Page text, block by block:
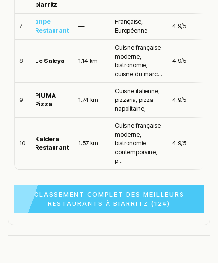
biarritz
7
ahpe
Restaurant
—
Française,
Européenne
4.9/5
8 Le Saleya 1.14 km
Cuisine française
moderne,
bistronomie,
cuisine du marc...
4.9/5
9
PIUMA
Pizza
1.74 km
Cuisine italienne,
pizzeria, pizza
napolitaine,
4.9/5
10
Kaldera
Restaurant
1.57 km
Cuisine française
moderne,
bistronomie
contemporaine,
p...
4.9/5
CLASSEMENT COMPLET DES MEILLEURS
RESTAURANTS À BIARRITZ (124)